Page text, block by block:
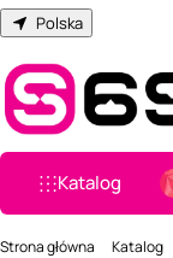
Polska
Katalog
Strona główna Katalog